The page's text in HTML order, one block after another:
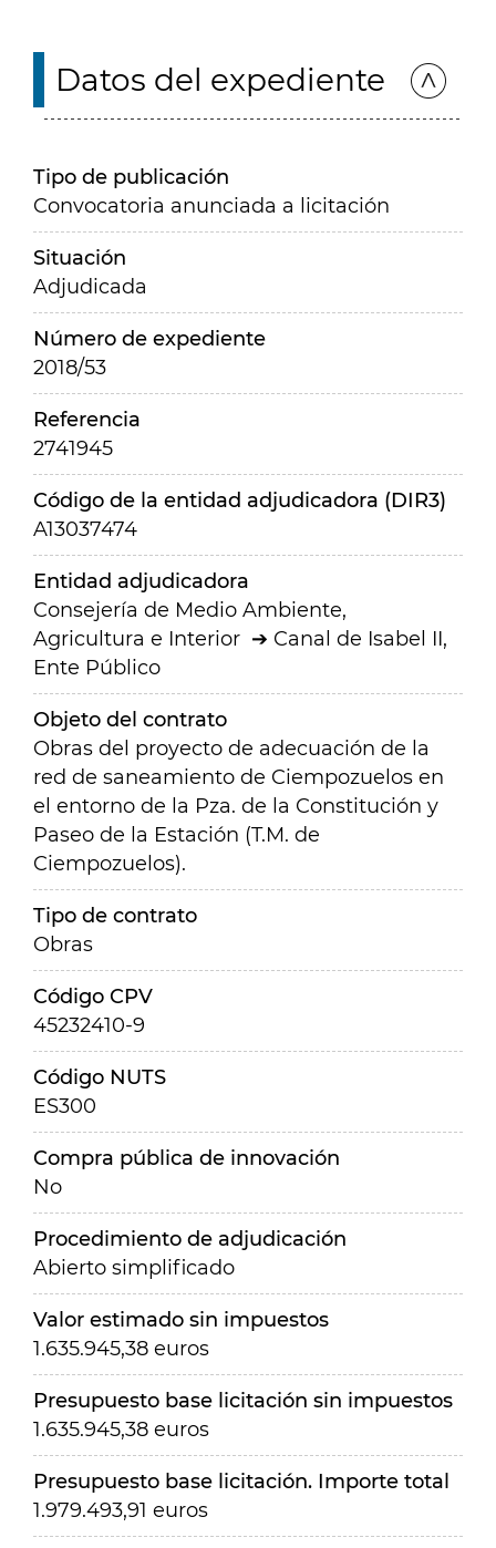
Datos del expediente
Tipo de publicación
Convocatoria anunciada a licitación
Situación
Adjudicada
Número de expediente
2018/53
Referencia
2741945
Código de la entidad adjudicadora (DIR3)
A13037474
Entidad adjudicadora
Consejería de Medio Ambiente,
Agricultura e Interior
Canal de Isabel II,
Ente Público
Objeto del contrato
Obras del proyecto de adecuación de la
red de saneamiento de Ciempozuelos en
el entorno de la Pza. de la Constitución y
Paseo de la Estación (T.M. de
Ciempozuelos).
Tipo de contrato
Obras
Código CPV
45232410-9
Código NUTS
ES300
Compra pública de innovación
No
Procedimiento de adjudicación
Abierto simplificado
Valor estimado sin impuestos
1.635.945,38 euros
Presupuesto base licitación sin impuestos
1.635.945,38 euros
Presupuesto base licitación. Importe total
1.979.493,91 euros